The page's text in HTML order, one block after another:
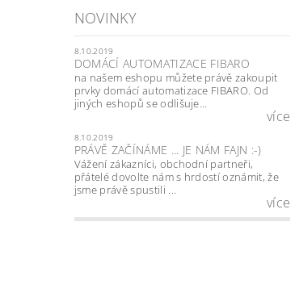
NOVINKY
8.10.2019
DOMÁCÍ AUTOMATIZACE FIBARO
na našem eshopu můžete právě zakoupit
prvky domácí automatizace FIBARO. Od
jiných eshopů se odlišuje...
více
8.10.2019
PRÁVĚ ZAČÍNÁME ... JE NÁM FAJN :-)
Vážení zákazníci, obchodní partneři,
přátelé dovolte nám s hrdostí oznámit, že
jsme právě spustili ...
více